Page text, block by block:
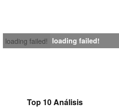
loading failed! loading failed!
Top 10 Análisis